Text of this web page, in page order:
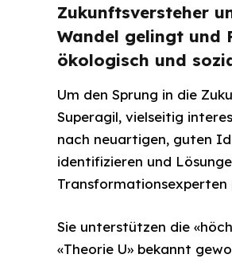
Zukunftsversteher
Wandel gelingt und
ökologisch und
Um den Sprung in die
Superagil, vielseitig
nach neuartigen, guten
identifizieren und
Transformationsexperten
Sie unterstützen die
«Theorie U» bekannt